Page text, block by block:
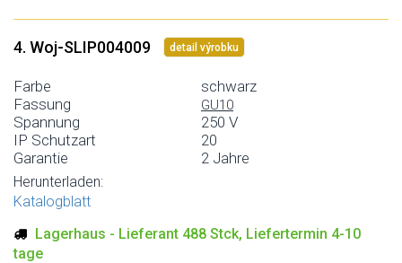
4. Woj-SLIP004009 detail výrobku
Farbe
schwarz
Fassung
GU10
Spannung
250 V
IP Schutzart
20
Garantie
2 Jahre
Herunterladen:
Katalogblatt
Lagerhaus - Lieferant 488 Stck, Liefertermin 4-10
tage